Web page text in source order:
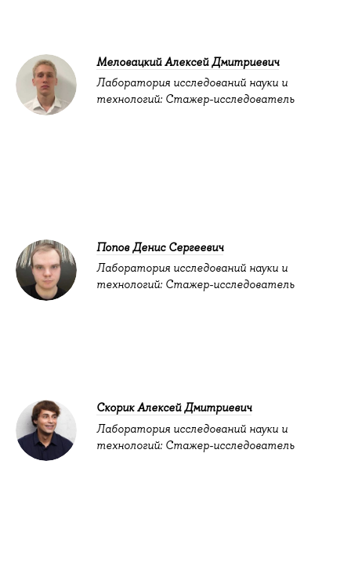
Меловацкий Алексей Дмитриевич
Лаборатория исследований науки и
технологий: Стажер-исследователь
Попов Денис Сергеевич
Лаборатория исследований науки и
технологий: Стажер-исследователь
Скорик Алексей Дмитриевич
Лаборатория исследований науки и
технологий: Стажер-исследователь